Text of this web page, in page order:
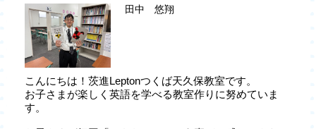
田中 悠翔
こんにちは！茨進Leptonつくば天久保教室です。
お子さまが楽しく英語を学べる教室作りに努めていま
す。